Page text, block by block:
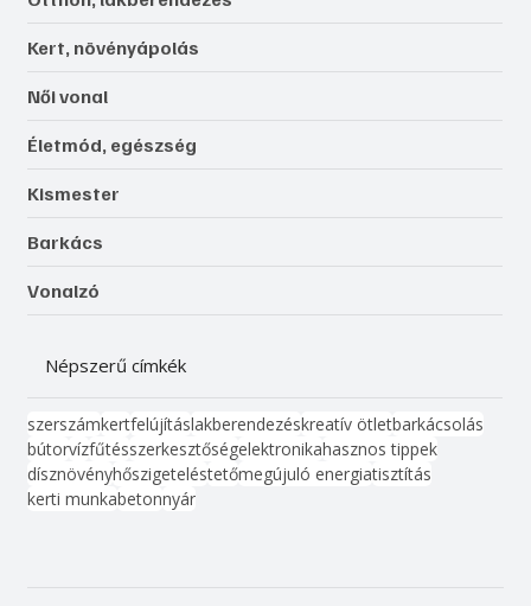
Kert, növényápolás
Női vonal
Életmód, egészség
Kismester
Barkács
Vonalzó
Népszerű címkék
szerszámkertfelújításlakberendezéskreatív ötletbarkácsolás
bútorvízfűtésszerkesztőségelektronikahasznos tippek
dísznövényhőszigeteléstetőmegújuló energiatisztítás
kerti munkabetonnyár